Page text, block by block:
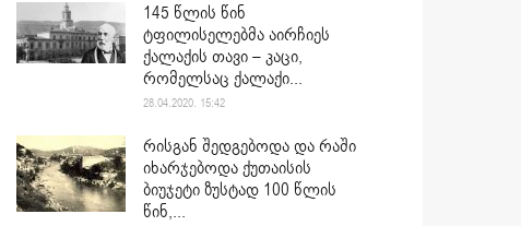
145 წლის წინ
ტფილისელებმა აირჩიეს
ქალაქის თავი – კაცი,
რომელსაც ქალაქი...
28.04.2020. 15:42
რისგან შედგებოდა და რაში
იხარჯებოდა ქუთაისის
ბიუჯეტი ზუსტად 100 წლის
წინ,...